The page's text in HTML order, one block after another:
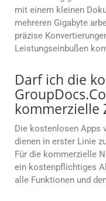
mit einem kleinen
mehreren Gigabyte
präzise
Leistungseinbußen
Darf ich die
kommerzielle
Die kostenlosen Apps
dienen in erster Linie
Für die kommerzielle
ein kostenpflichtiges
alle Funktionen und